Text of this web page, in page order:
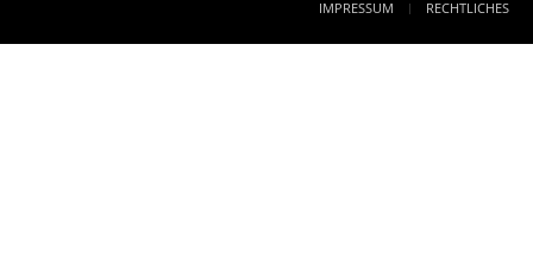
IMPRESSUM
RECHTLICHES